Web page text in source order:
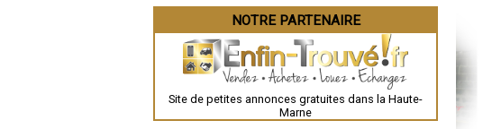
Besançon
Évreux
Chartres
Nîmes
Auch
NOTRE PARTENAIRE
Site de petites annonces gratuites dans la Haute-
Marne